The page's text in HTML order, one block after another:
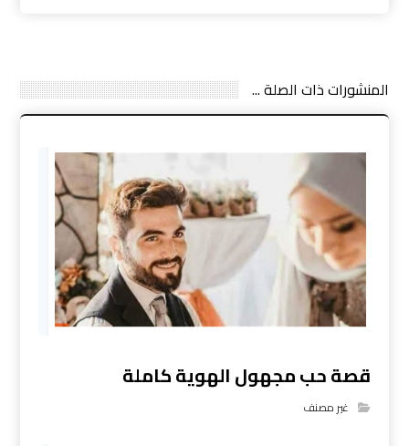
المنشورات ذات الصلة ...
قصة حب مجهول الهوية كاملة
غير مصنف